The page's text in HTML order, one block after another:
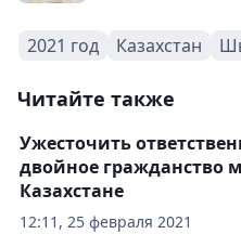
2021 год Казахстан
Читайте также
12:11, 25 февраля 2021
Ужесточить
двойное гражданство
Казахстане